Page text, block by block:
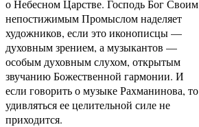
о Небесном Царстве. Господь Бог Своим
непостижимым Промыслом наделяет
художников, если это иконописцы —
духовным зрением, а музыкантов —
особым духовным слухом, открытым
звучанию Божественной гармонии. И
если говорить о музыке Рахманинова, то
удивляться ее целительной силе не
приходится.